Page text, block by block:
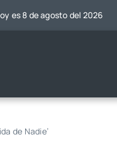
es 8 de agosto del 2026
de Nadie’